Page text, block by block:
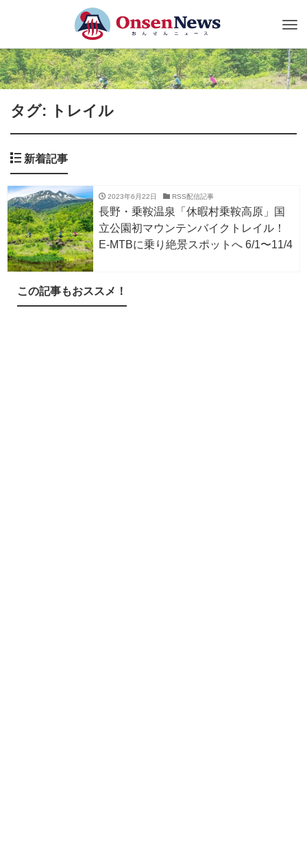
タグ: トレイル
新着記事
2023年6月22日 RSS配信記事
長野・乗鞍温泉「休暇村乗鞍高原」国
立公園初マウンテンバイクトレイル！
E-MTBに乗り絶景スポットへ 6/1〜11/4
この記事もおススメ！